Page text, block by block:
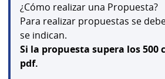
¿Cómo realizar una Propuesta?
Para realizar propuestas se
se indican.
Si la propuesta supera los
pdf.